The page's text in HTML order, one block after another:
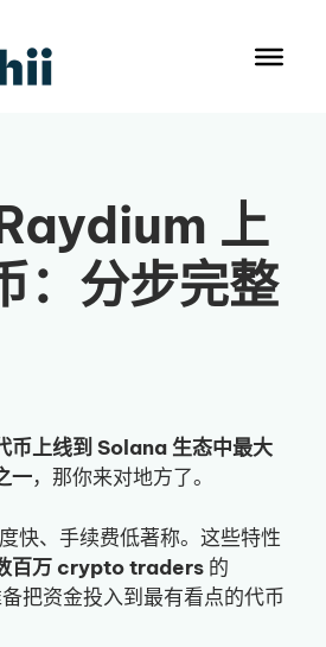
上
：分步完整
币上线到 Solana 生态中最大
一，那你来对地方了。
快、手续费低著称。这些特性
百万 crypto traders 的
把资金投入到最有看点的代币